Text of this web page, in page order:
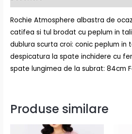
Rochie Atmosphere albastra de
catifea si tul brodat cu peplum in
dublura scurta croi: conic peplum
despicatura la spate inchidere cu
spate lungimea de la subrat: 84cm
Produse similare